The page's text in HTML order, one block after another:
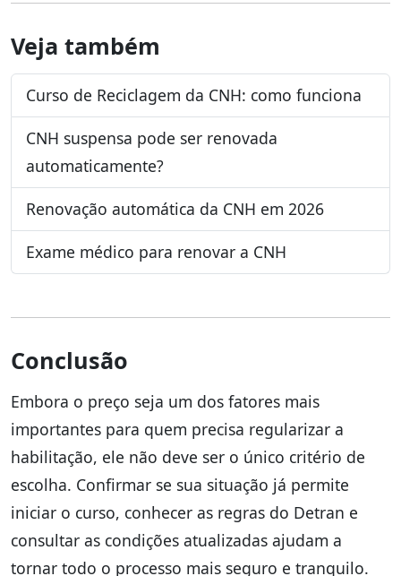
Veja também
Curso de Reciclagem da CNH: como funciona
CNH suspensa pode ser renovada
automaticamente?
Renovação automática da CNH em 2026
Exame médico para renovar a CNH
Conclusão
Embora o preço seja um dos fatores mais
importantes para quem precisa regularizar a
habilitação, ele não deve ser o único critério de
escolha. Confirmar se sua situação já permite
iniciar o curso, conhecer as regras do Detran e
consultar as condições atualizadas ajudam a
tornar todo o processo mais seguro e tranquilo.